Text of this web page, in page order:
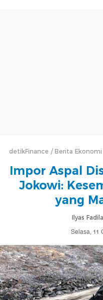
detikFinance Berita Ekonomi
Impor Aspal
Jokowi:
yang
Ilyas
Selasa, 11